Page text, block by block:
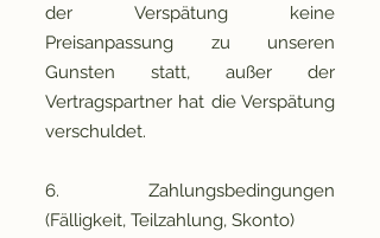
der Verspätung keine
Preisanpassung zu unseren
Gunsten statt, außer der
Vertragspartner hat die Verspätung
verschuldet.
6. Zahlungsbedingungen
(Fälligkeit, Teilzahlung, Skonto)